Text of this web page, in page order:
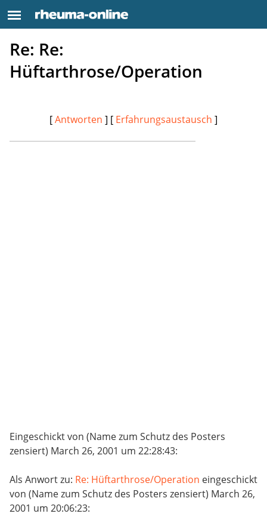
Re: Re:
Hüftarthrose/Operation
[Antworten ] [ Erfahrungsaustausch ]
Eingeschickt von (Name zum Schutz des Posters
zensiert) March 26, 2001 um 22:28:43:
Als Anwort zu: Re: Hüftarthrose/Operation eingeschickt
von (Name zum Schutz des Posters zensiert) March 26,
2001 um 20:06:23: